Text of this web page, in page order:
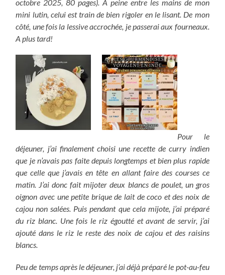
octobre 2025, 80 pages). A peine entre les mains de mon
mini lutin, celui est train de bien rigoler en le lisant. De mon
côté, une fois la lessive accrochée, je passerai aux fourneaux.
A plus tard!
Pour le
déjeuner, j’ai finalement choisi une recette de curry indien
que je n’avais pas faite depuis longtemps et bien plus rapide
que celle que j’avais en tête en allant faire des courses ce
matin. J’ai donc fait mijoter deux blancs de poulet, un gros
oignon avec une petite brique de lait de coco et des noix de
cajou non salées. Puis pendant que cela mijote, j’ai préparé
du riz blanc. Une fois le riz égoutté et avant de servir, j’ai
ajouté dans le riz le reste des noix de cajou et des raisins
blancs.
Peu de temps après le déjeuner, j’ai déjà préparé le pot-au-feu